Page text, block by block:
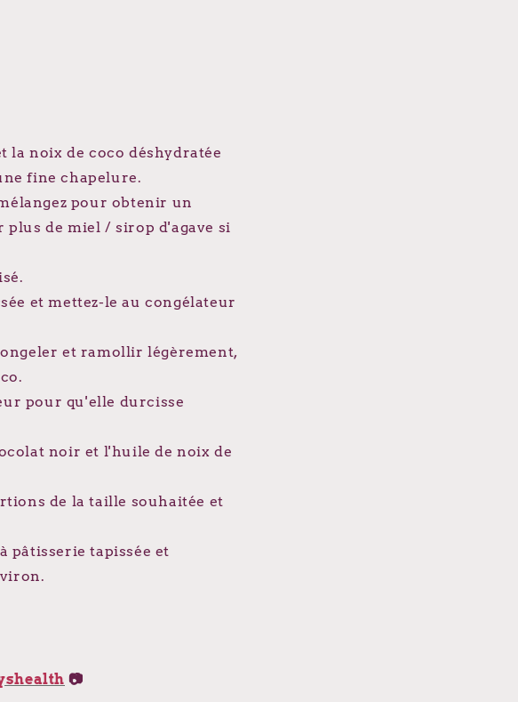
la noix de coco déshydratée
fine chapelure.
pour obtenir un
plus de miel / sirop d'agave si
et mettez-le au congélateur
et ramollir légèrement,
pour qu'elle durcisse
noir et l'huile de noix de
de la taille souhaitée et
pâtisserie tapissée et
📷